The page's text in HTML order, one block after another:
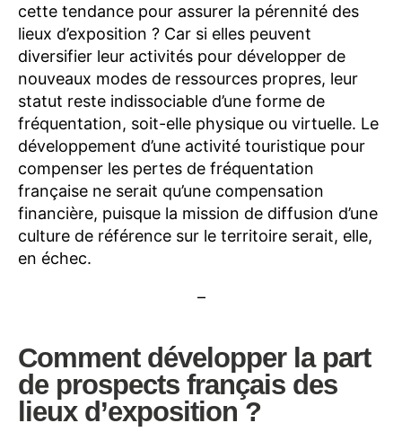
cette tendance pour assurer la pérennité des
lieux d’exposition ? Car si elles peuvent
diversifier leur activités pour développer de
nouveaux modes de ressources propres, leur
statut reste indissociable d’une forme de
fréquentation, soit-elle physique ou virtuelle. Le
développement d’une activité touristique pour
compenser les pertes de fréquentation
française ne serait qu’une compensation
financière, puisque la mission de diffusion d’une
culture de référence sur le territoire serait, elle,
en échec.
–
Comment développer la part
de prospects français des
lieux d’exposition ?